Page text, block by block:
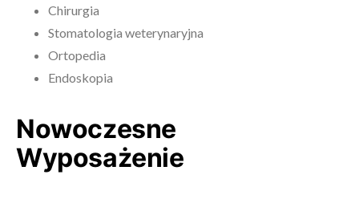
Chirurgia
Stomatologia weterynaryjna
Ortopedia
Endoskopia
Nowoczesne
Wyposażenie